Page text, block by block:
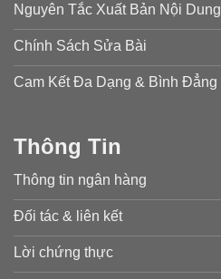
Nguyên Tắc Xuất Bản Nội Dung
Chính Sách Sửa Bài
Cam Kết Đa Dạng & Bình Đẳng
Thông Tin
Thông tin ngân hàng
Đối tác & liên kết
Lời chứng thực